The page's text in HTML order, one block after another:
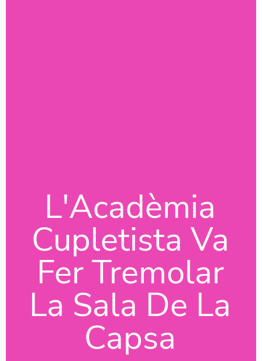
L'Acadèmia
Cupletista Va
Fer Tremolar
La Sala De La
Capsa